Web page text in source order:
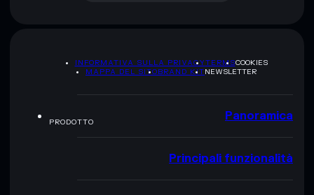
INFORMATIVA SULLA PRIVACYTERMSCOOKIES
MAPPA DEL SITOBRAND KITNEWSLETTER
PRODOTTO Panoramica
Principali funzionalità